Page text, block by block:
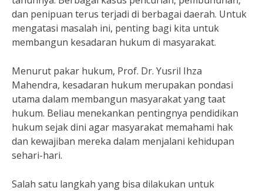
dan penipuan terus terjadi di berbagai daerah. Untuk
mengatasi masalah ini, penting bagi kita untuk
membangun kesadaran hukum di masyarakat.
Menurut pakar hukum, Prof. Dr. Yusril Ihza
Mahendra, kesadaran hukum merupakan pondasi
utama dalam membangun masyarakat yang taat
hukum. Beliau menekankan pentingnya pendidikan
hukum sejak dini agar masyarakat memahami hak
dan kewajiban mereka dalam menjalani kehidupan
sehari-hari.
Salah satu langkah yang bisa dilakukan untuk